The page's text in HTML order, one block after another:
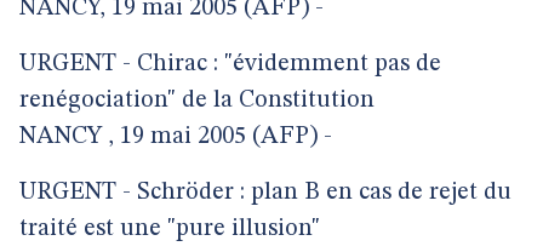
NANCY, 19 mai 2005 (AFP) -
URGENT - Chirac : "évidemment pas de
renégociation" de la Constitution
NANCY , 19 mai 2005 (AFP) -
URGENT - Schröder : plan B en cas de rejet du
traité est une "pure illusion"